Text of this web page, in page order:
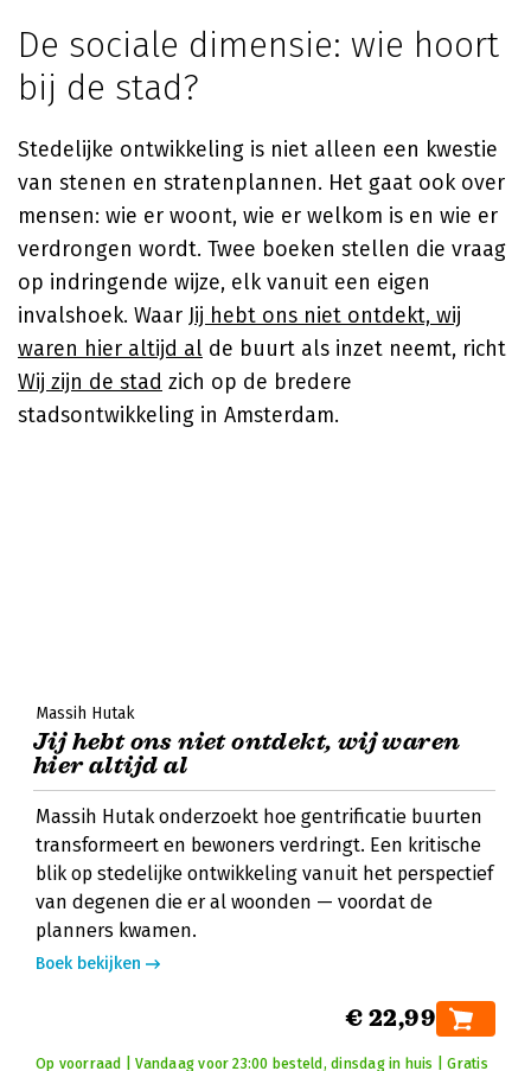
De sociale dimensie: wie hoort
bij de stad?
Stedelijke ontwikkeling is niet alleen een kwestie
van stenen en stratenplannen. Het gaat ook over
mensen: wie er woont, wie er welkom is en wie er
verdrongen wordt. Twee boeken stellen die vraag
op indringende wijze, elk vanuit een eigen
invalshoek. Waar Jij hebt ons niet ontdekt, wij
waren hier altijd al de buurt als inzet neemt, richt
Wij zijn de stad zich op de bredere
stadsontwikkeling in Amsterdam.
Massih Hutak
Jij hebt ons niet ontdekt, wij waren
hier altijd al
Massih Hutak onderzoekt hoe gentrificatie buurten
transformeert en bewoners verdringt. Een kritische
blik op stedelijke ontwikkeling vanuit het perspectief
van degenen die er al woonden — voordat de
planners kwamen.
Boek bekijken
€ 22,99
Op voorraad | Vandaag voor 23:00 besteld, dinsdag in huis | Gratis